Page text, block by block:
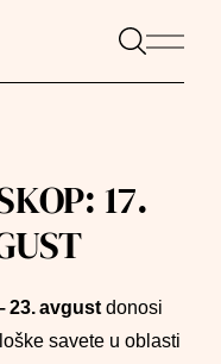
17.
23. avgustdonosi
savete u oblasti